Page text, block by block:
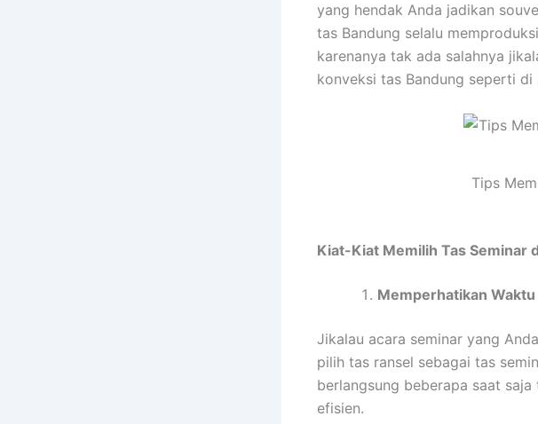
yang hendak Anda jadikan
tas Bandung selalu
karenanya tak ada salahnya
konveksi tas Bandung seperti
Tips
Kiat-Kiat Memilih Tas Seminar
Memperhatikan
Jikalau acara seminar yang
pilih tas ransel sebagai tas
berlangsung beberapa saat
efisien.